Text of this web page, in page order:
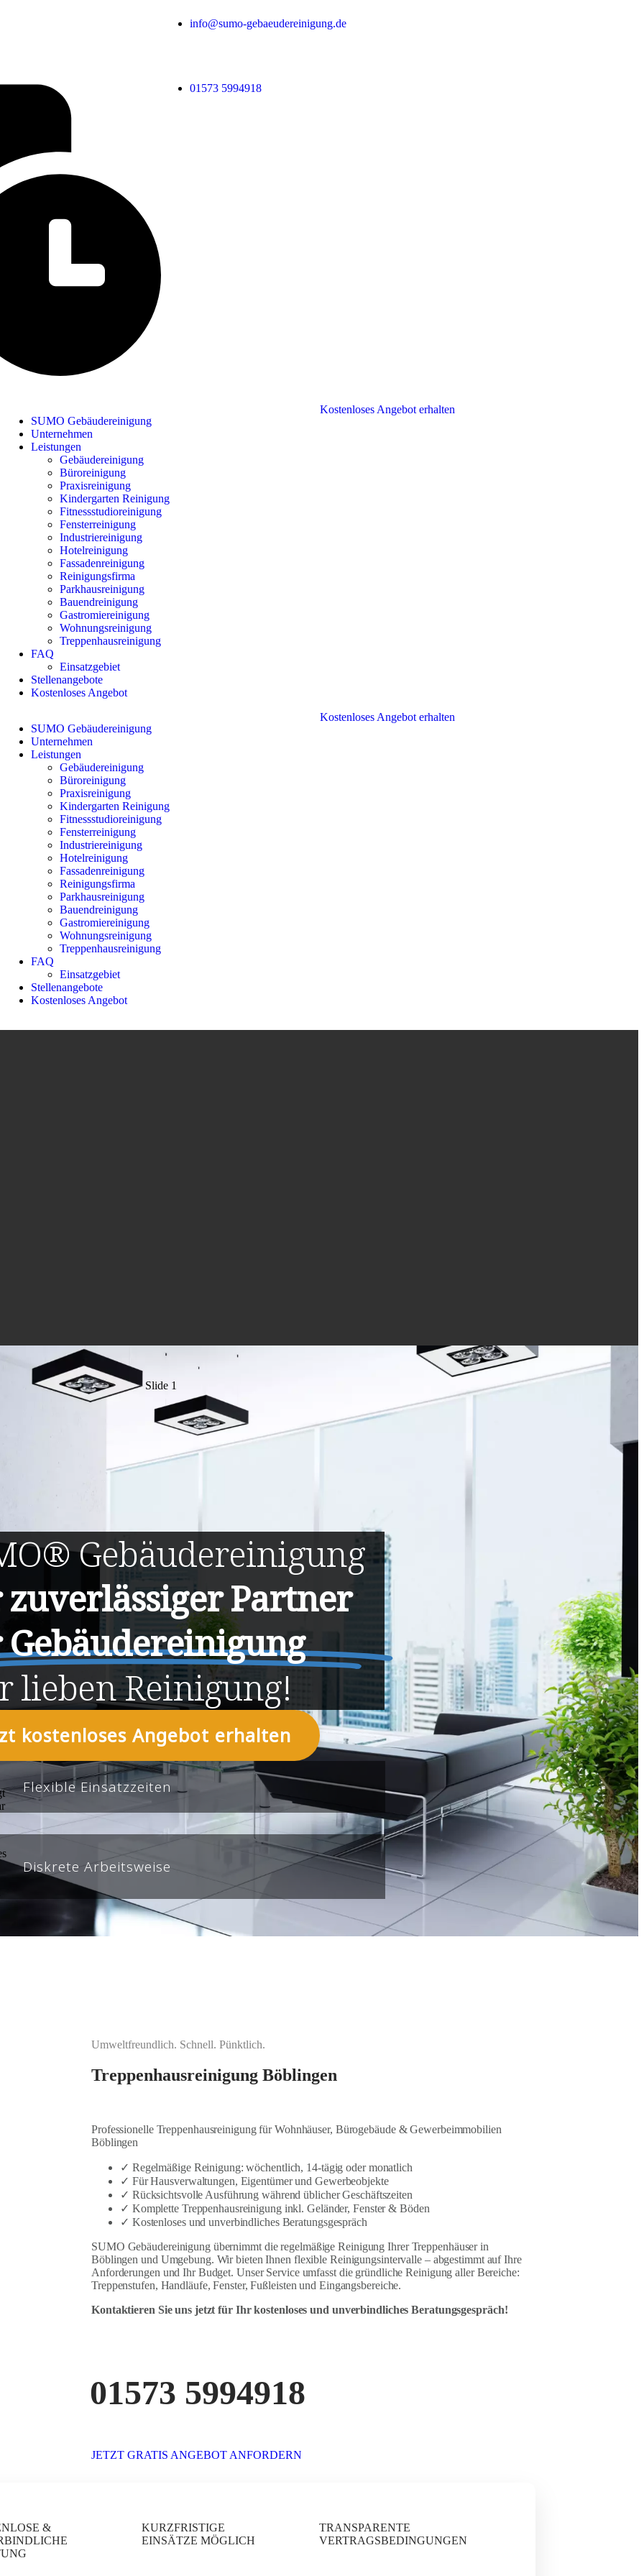
info@sumo-gebaeudereinigung.de
01573 5994918
SUMO Gebäudereinigung
Unternehmen
Leistungen
Gebäudereinigung
Büroreinigung
Praxisreinigung
Kindergarten Reinigung
Fitnessstudioreinigung
Fensterreinigung
Industriereinigung
Hotelreinigung
Fassadenreinigung
Reinigungsfirma
Parkhausreinigung
Bauendreinigung
Gastromiereinigung
Wohnungsreinigung
Treppenhausreinigung
FAQ
Einsatzgebiet
Stellenangebote
Kostenloses Angebot
Kostenloses Angebot erhalten
SUMO Gebäudereinigung
Unternehmen
Leistungen
Gebäudereinigung
Büroreinigung
Praxisreinigung
Kindergarten Reinigung
Fitnessstudioreinigung
Fensterreinigung
Industriereinigung
Hotelreinigung
Fassadenreinigung
Reinigungsfirma
Parkhausreinigung
Bauendreinigung
Gastromiereinigung
Wohnungsreinigung
Treppenhausreinigung
FAQ
Einsatzgebiet
Stellenangebote
Kostenloses Angebot
Kostenloses Angebot erhalten
Slide 1
Gebäudereinigung
Partner
liebenReinigung!
kostenloses Angebot erhalten
Flexible Einsatzzeiten
Diskrete Arbeitsweise
Umweltfreundlich. Schnell. Pünktlich.
Treppenhausreinigung Böblingen
Professionelle Treppenhausreinigung für Wohnhäuser, Bürogebäude & Gewerbeimmobilien
Böblingen
✓ Regelmäßige Reinigung: wöchentlich, 14-tägig oder monatlich
✓ Für Hausverwaltungen, Eigentümer und Gewerbeobjekte
✓ Rücksichtsvolle Ausführung während üblicher Geschäftszeiten
✓ Komplette Treppenhausreinigung inkl. Geländer, Fenster & Böden
✓ Kostenloses und unverbindliches Beratungsgespräch
SUMO Gebäudereinigung übernimmt die regelmäßige Reinigung Ihrer Treppenhäuser in
Böblingen und Umgebung. Wir bieten Ihnen flexible Reinigungsintervalle – abgestimmt auf Ihre
Anforderungen und Ihr Budget. Unser Service umfasst die gründliche Reinigung aller Bereiche:
Treppenstufen, Handläufe, Fenster, Fußleisten und Eingangsbereiche.
Kontaktieren Sie uns jetzt für Ihr kostenloses und unverbindliches Beratungsgespräch!
01573 5994918
JETZT GRATIS ANGEBOT ANFORDERN
&
KURZFRISTIGE
EINSÄTZE MÖGLICH
TRANSPARENTE
VERTRAGSBEDINGUNGEN